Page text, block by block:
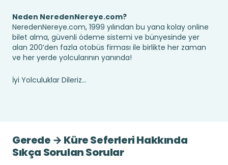
Neden NeredenNereye.com?
NeredenNereye.com, 1999 yılından bu yana kolay online
bilet alma, güvenli ödeme sistemi ve bünyesinde yer
alan 200’den fazla otobüs firması ile birlikte her zaman
ve her yerde yolcularının yanında!
İyi Yolculuklar Dileriz...
Gerede → Küre Seferleri Hakkında
Sıkça Sorulan Sorular